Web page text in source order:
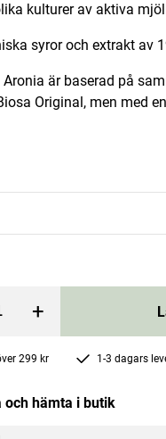
Nail
Kure
kulturer av aktiva
syror och extrakt av
är baserad på
Original, men med
+
299 kr 1-3 dagars
och hämta i butik